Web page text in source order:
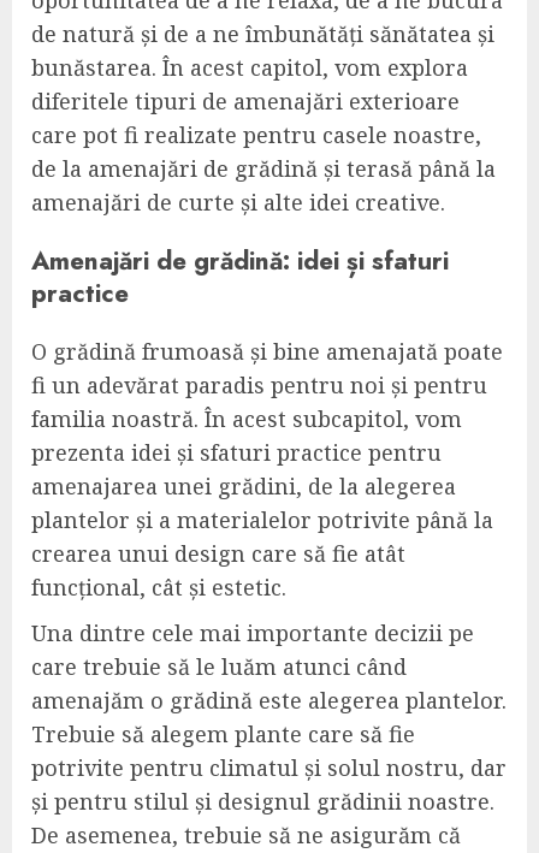
de natură și de a ne îmbunătăți sănătatea și
bunăstarea. În acest capitol, vom explora
diferitele tipuri de amenajări exterioare
care pot fi realizate pentru casele noastre,
de la amenajări de grădină și terasă până la
amenajări de curte și alte idei creative.
Amenajări de grădină: idei și sfaturi
practice
O grădină frumoasă și bine amenajată poate
fi un adevărat paradis pentru noi și pentru
familia noastră. În acest subcapitol, vom
prezenta idei și sfaturi practice pentru
amenajarea unei grădini, de la alegerea
plantelor și a materialelor potrivite până la
crearea unui design care să fie atât
funcțional, cât și estetic.
Una dintre cele mai importante decizii pe
care trebuie să le luăm atunci când
amenajăm o grădină este alegerea plantelor.
Trebuie să alegem plante care să fie
potrivite pentru climatul și solul nostru, dar
și pentru stilul și designul grădinii noastre.
De asemenea, trebuie să ne asigurăm că